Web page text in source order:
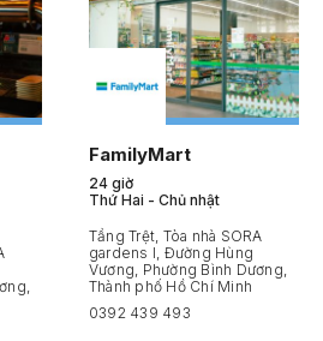
FamilyMart
24 giờ
Thứ Hai - Chủ nhật
Tầng Trệt, Tòa nhà SORA
gardens I, Đường Hùng
Vương, Phường Bình Dương,
Thành phố Hồ Chí Minh
0392 439 493